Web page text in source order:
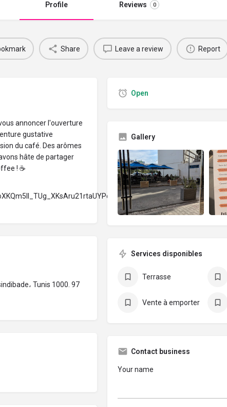
Profile Reviews 0
Share Leave a review Report
annoncer l'ouverture
gustative
du café. Des arômes
hâte de partager
! ☕
Open
Gallery
Services disponibles
Terrasse
Vente à emporter
Contact business
Your name